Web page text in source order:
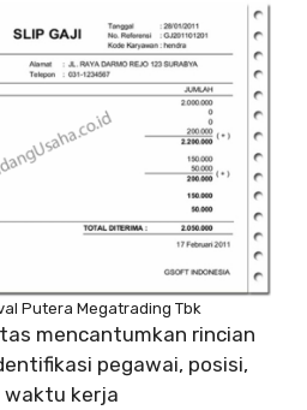
Putera Megatrading Tbk
mencantumkan rincian
pegawai, posisi,
waktu kerja